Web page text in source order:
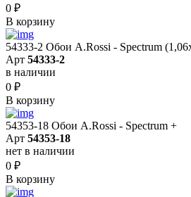
0 ₽
В корзину
54333-2 Обои A.Rossi - Spectrum
Арт 54333-2
в наличии
0 ₽
В корзину
54353-18 Обои A.Rossi - Spectrum +
Арт 54353-18
нет в наличии
0 ₽
В корзину